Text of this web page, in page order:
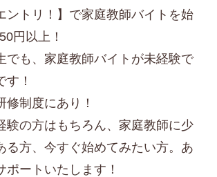
ントリ！】で家庭教師バイトを始
円以上！
でも、家庭教師バイトが未経験で
す！
制度にあり！
験の方はもちろん、家庭教師に少
る方、今すぐ始めてみたい方。あ
ポートいたします！